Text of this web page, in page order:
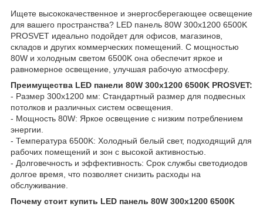
Ищете высококачественное и энергосберегающее освещение
для вашего пространства? LED панель 80W 300x1200 6500K
PROSVET идеально подойдет для офисов, магазинов,
складов и других коммерческих помещений. С мощностью
80W и холодным светом 6500K она обеспечит яркое и
равномерное освещение, улучшая рабочую атмосферу.
Преимущества LED панели 80W 300x1200 6500K PROSVET:
- Размер 300x1200 мм: Стандартный размер для подвесных
потолков и различных систем освещения.
- Мощность 80W: Яркое освещение с низким потреблением
энергии.
- Температура 6500K: Холодный белый свет, подходящий для
рабочих помещений и зон с высокой активностью.
- Долговечность и эффективность: Срок службы светодиодов
долгое время, что позволяет снизить расходы на
обслуживание.
Почему стоит купить LED панель 80W 300x1200 6500K